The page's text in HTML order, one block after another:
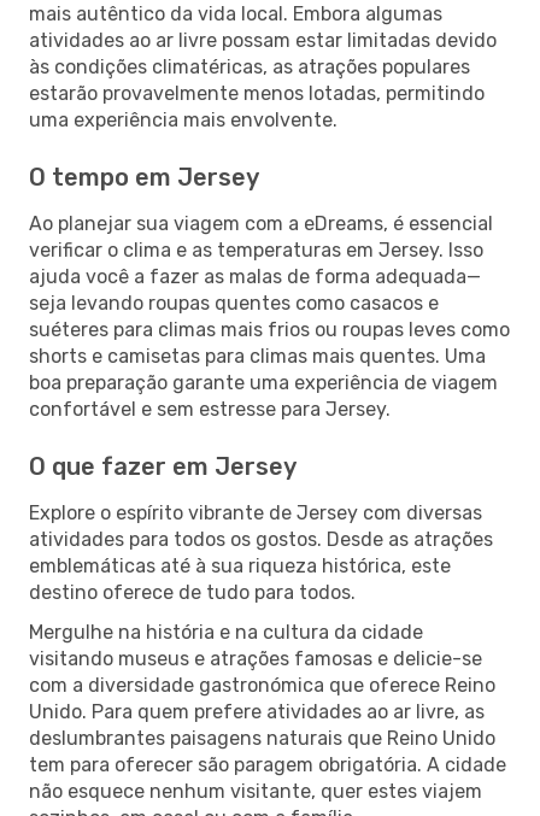
mais autêntico da vida local. Embora algumas
atividades ao ar livre possam estar limitadas devido
às condições climatéricas, as atrações populares
estarão provavelmente menos lotadas, permitindo
uma experiência mais envolvente.
O tempo em Jersey
Ao planejar sua viagem com a eDreams, é essencial
verificar o clima e as temperaturas em Jersey. Isso
ajuda você a fazer as malas de forma adequada—
seja levando roupas quentes como casacos e
suéteres para climas mais frios ou roupas leves como
shorts e camisetas para climas mais quentes. Uma
boa preparação garante uma experiência de viagem
confortável e sem estresse para Jersey.
O que fazer em Jersey
Explore o espírito vibrante de Jersey com diversas
atividades para todos os gostos. Desde as atrações
emblemáticas até à sua riqueza histórica, este
destino oferece de tudo para todos.
Mergulhe na história e na cultura da cidade
visitando museus e atrações famosas e delicie-se
com a diversidade gastronómica que oferece Reino
Unido. Para quem prefere atividades ao ar livre, as
deslumbrantes paisagens naturais que Reino Unido
tem para oferecer são paragem obrigatória. A cidade
não esquece nenhum visitante, quer estes viajem